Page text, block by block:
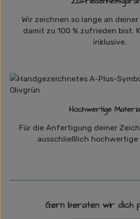
Wir zeichnen so lange an deiner
damit zu 100 % zufrieden bist.
inklusive.
Hochwertige
Für die Anfertigung deiner
ausschließlich hochwertige
Gern beraten wir dich